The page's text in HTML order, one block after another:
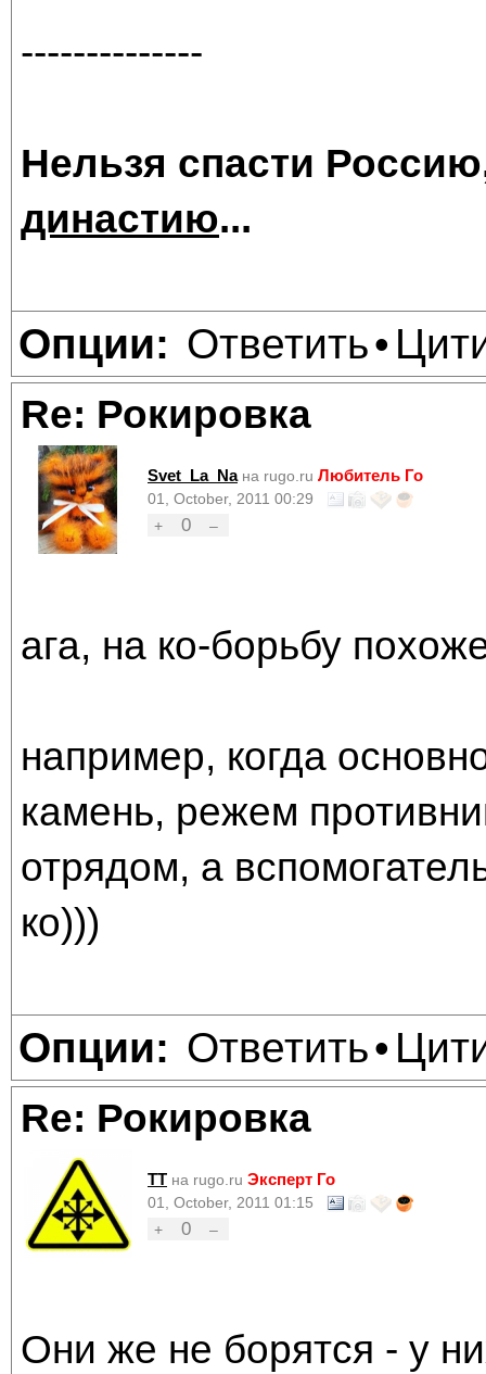
--------------
Нельзя спасти
династию...
Опции: Ответить•
Re: Рокировка
Svet_La_Na на rugo.ru Любитель Го
01, October, 2011 00:29
+
0 –
ага, на ко-борьбу
например, когда
камень, режем
отрядом, а
ко)))
Опции: Ответить•
Re: Рокировка
TT на rugo.ru Эксперт Го
01, October, 2011 01:15
+
0 –
Они же не борятся - у